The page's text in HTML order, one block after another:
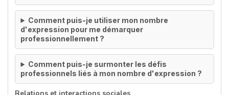
Comment puis-je utiliser mon nombre
d'expression pour me démarquer
professionnellement ?
Comment puis-je surmonter les défis
professionnels liés à mon nombre d'expression ?